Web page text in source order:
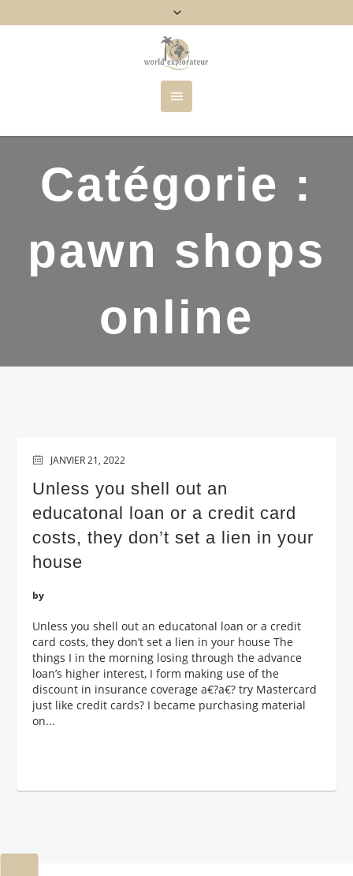
Catégorie :
pawn shops
online
JANVIER 21, 2022
Unless you shell out an
educatonal loan or a credit card
costs, they don’t set a lien in your
house
by
Unless you shell out an educatonal loan or a credit
card costs, they don’t set a lien in your house The
things I in the morning losing through the advance
loan’s higher interest, I form making use of the
discount in insurance coverage a€?a€? try Mastercard
just like credit cards? I became purchasing material
on...